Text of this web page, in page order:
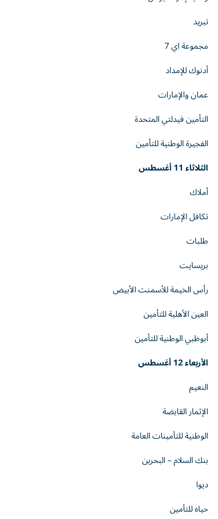
تبريد
مجموعة اي 7
أدنوك للإمداد
عمان والإمارات
التأمين فيدلتي المتحدة
الفجيرة الوطنية للتأمين
الثلاثاء 11 أغسطس
أملاك
تكافل الإمارات
طلبات
بريسايت
رأس الخيمة للأسمنت الأبيض
العين الأهلية للتأمين
أبوظبي الوطنية للتأمين
الأربعاء 12 أغسطس
النعيم
الإثمار القابضة
الوطنية للتأمينات العامة
بنك السلام – البحرين
ديوا
حياه للتأمين